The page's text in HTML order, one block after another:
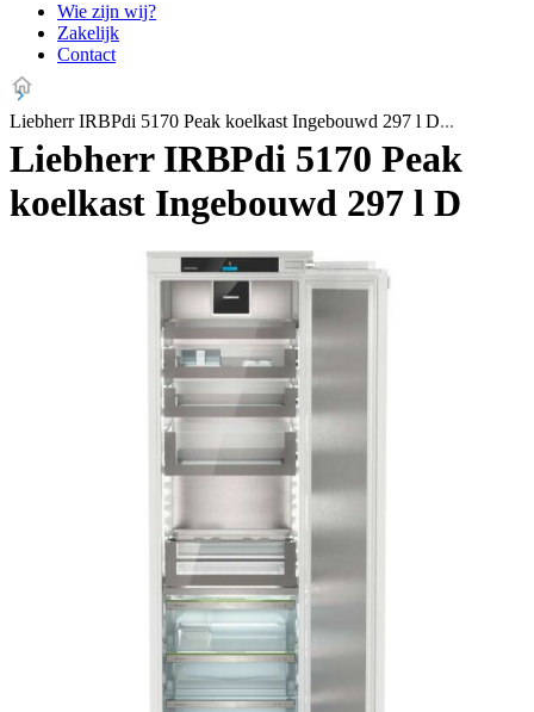
Wie zijn wij?
Zakelijk
Contact
Liebherr IRBPdi 5170 Peak koelkast Ingebouwd 297 l D
Liebherr IRBPdi 5170 Peak
koelkast Ingebouwd 297 l D